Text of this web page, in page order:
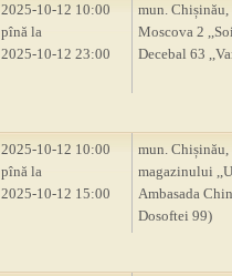
2025-10-12 10:00
pînă la
2025-10-12 23:00
mun. Chișinău,
Moscova 2
Decebal 63
2025-10-12 10:00
pînă la
2025-10-12 15:00
mun. Chișinău,
magazinului
Ambasada
Dosoftei 99)